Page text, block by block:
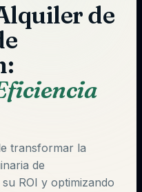
de
transformar la
de
ROI y optimizando